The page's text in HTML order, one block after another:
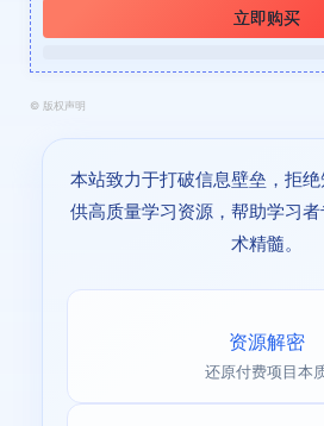
立即购买
© 版权声明
本站致力于打破信息壁垒，拒
供高质量学习资源，帮助学习
术精髓。
资源解密
还原付费项目本